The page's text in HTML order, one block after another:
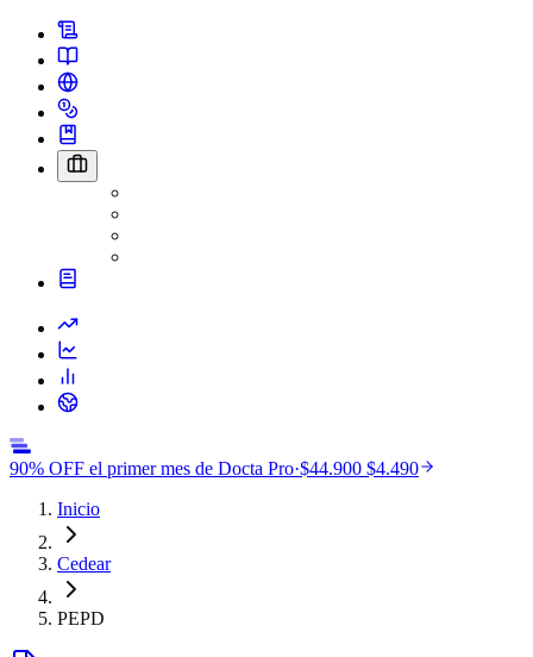
90% OFF el primer mes de Docta Pro·$44.900 $4.490
Inicio
Cedear
PEPD